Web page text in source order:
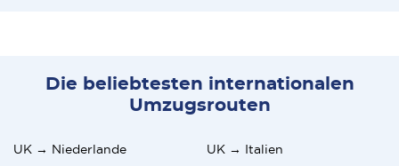
Die beliebtesten internationalen
Umzugsrouten
UK → Niederlande UK → Italien